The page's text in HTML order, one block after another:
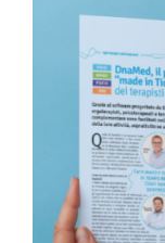
NEWS
ACADEMY
MY